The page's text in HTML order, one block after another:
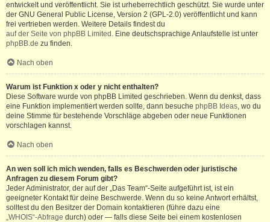
entwickelt und veröffentlicht. Sie ist urheberrechtlich geschützt. Sie wurde unter
der GNU General Public License, Version 2 (GPL-2.0) veröffentlicht und kann
frei vertrieben werden. Weitere Details findest du
auf der Seite von phpBB Limited . Eine deutschsprachige Anlaufstelle ist unter
phpBB.de zu finden.
Nach oben
Warum ist Funktion x oder y nicht enthalten?
Diese Software wurde von phpBB Limited geschrieben. Wenn du denkst, dass
eine Funktion implementiert werden sollte, dann besuche phpBB Ideas, wo du
deine Stimme für bestehende Vorschläge abgeben oder neue Funktionen
vorschlagen kannst.
Nach oben
An wen soll ich mich wenden, falls es Beschwerden oder juristische
Anfragen zu diesem Forum gibt?
Jeder Administrator, der auf der „Das Team“-Seite aufgeführt ist, ist ein
geeigneter Kontakt für deine Beschwerde. Wenn du so keine Antwort erhältst,
solltest du den Besitzer der Domain kontaktieren (führe dazu eine
„WHOIS“-Abfrage durch) oder — falls diese Seite bei einem kostenlosen